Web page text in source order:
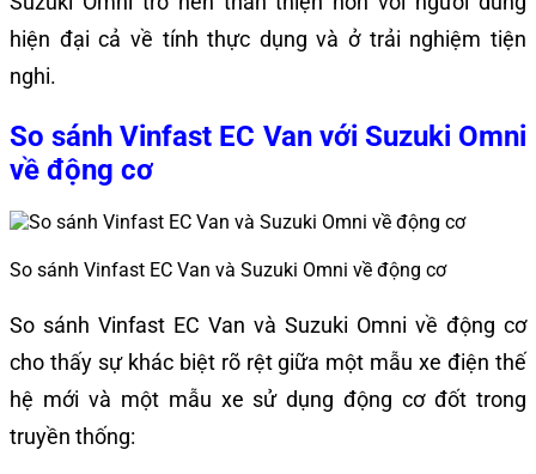
hiện đại cả về tính thực dụng và ở trải nghiệm tiện
nghi.
So sánh Vinfast EC Van với Suzuki Omni
về động cơ
So sánh Vinfast EC Van và Suzuki Omni về động cơ
So sánh Vinfast EC Van và Suzuki Omni về động cơ
cho thấy sự khác biệt rõ rệt giữa một mẫu xe điện thế
hệ mới và một mẫu xe sử dụng động cơ đốt trong
truyền thống: